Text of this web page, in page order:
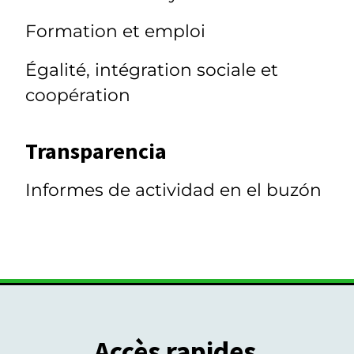
Formation et emploi
Égalité, intégration sociale et
coopération
Transparencia
Informes de actividad en el buzón